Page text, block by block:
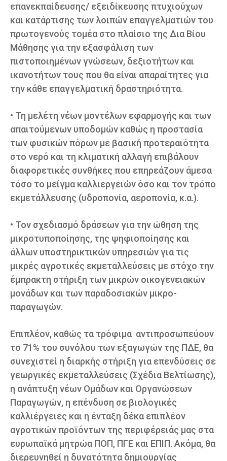
επανεκπαίδευσης/ εξειδίκευσης πτυχιούχων
και κατάρτισης των λοιπών επαγγελματιών του
πρωτογενούς τομέα στο πλαίσιο της Δια Βίου
Μάθησης για την εξασφάλιση των
πιστοποιημένων γνώσεων, δεξιοτήτων και
ικανοτήτων τους που θα είναι απαραίτητες για
την κάθε επαγγελματική δραστηριότητα.
• Τη μελέτη νέων μοντέλων εφαρμογής και των
απαιτούμενων υποδομών καθώς η προστασία
των φυσικών πόρων με βασική προτεραιότητα
στο νερό και τη κλιματική αλλαγή επιβάλουν
διαφορετικές συνθήκες που επηρεάζουν άμεσα
τόσο το μείγμα καλλιεργειών όσο και τον τρόπο
εκμετάλλευσης (υδροπονία, αεροπονία, κ.α.).
• Τον σχεδιασμό δράσεων για την ώθηση της
μικροτυποποίησης, της ψηφιοποίησης και
άλλων υποστηρικτικών υπηρεσιών για τις
μικρές αγροτικές εκμεταλλεύσεις με στόχο την
έμπρακτη στήριξη των μικρών οικογενειακών
μονάδων και των παραδοσιακών μικρο-
παραγωγών.
Επιπλέον, καθώς τα τρόφιμα αντιπροσωπεύουν
το 71% του συνόλου των εξαγωγών της ΠΔΕ, θα
συνεχιστεί η διαρκής στήριξη για επενδύσεις σε
γεωργικές εκμεταλλεύσεις (Σχέδια Βελτίωσης),
η ανάπτυξη νέων Ομάδων και Οργανώσεων
Παραγωγών, η επένδυση σε βιολογικές
καλλιέργειες και η ένταξη δέκα επιπλέον
αγροτικών προϊόντων της περιφέρειάς μας στα
ευρωπαϊκά μητρώα ΠΟΠ, ΠΓΕ και ΕΠΙΠ. Ακόμα, θα
διερευνηθεί η δυνατότητα δημιουργίας